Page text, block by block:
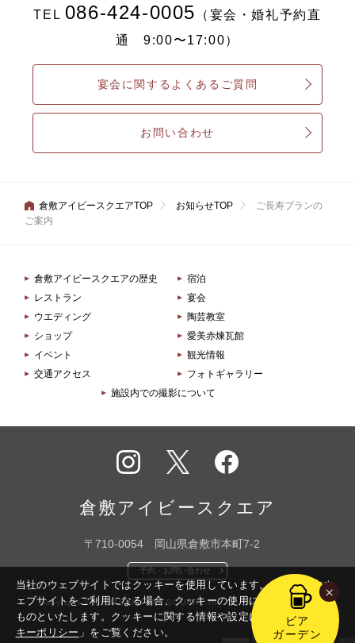
ビア
ガーデン
×
TEL 086-424-0005
（宴会・婚礼予約直
通 9:00〜17:00）
宴会に関するよくあるご質問
お問い合わせ
倉敷アイビースクエアTOP お知らせTOP
ご長寿プランの
ご案内
倉敷アイビースクエアの歴史
宿泊
レストラン
宴会
ウエディング
陶芸教室
ショップ
愛美赤煉瓦館
イベント
観光情報
交通アクセス
フォトギャラリー
施設内での撮影について
タグラ
ム
スブッ
ク
倉敷アイビースクエア
〒710-0054 岡山県倉敷市本町7-2
予約・お問い合わせ
Copyright © KURASHIKI IVY SQUARE Inc. All Rights Reserved.
当社のウェブサイトではクッキーを使用しています。このまま本ウ
ェブサイトをご利用になる場合、クッキーの使用に同意いただいた
ものといたします。 クッキーに関する情報や設定については「
キーポリシー 」をご覧ください。